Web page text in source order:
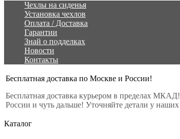
Чехлы на сиденья
Установка чехлов
Оплата / Доставка
Гарантии
Знай о подделках
Новости
Контакты
Бесплатная доставка по Москве и России!
Бесплатная доставка курьером в пределах
России и чуть дальше! Уточняйте детали у
Каталог